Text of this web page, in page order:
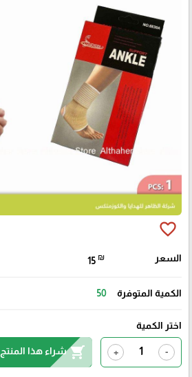
favorite_border
السعر 15 ₪
الكمية المتوفرة 50
اختر الكمية
-
+
shopping_cartشراء هذا المنتج